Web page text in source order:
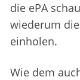
die ePA
wiederum
einholen.
Wie dem